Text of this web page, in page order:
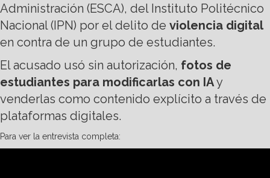
Administración (ESCA), del Instituto Politécnico
Nacional (IPN) por el delito de violencia digital
en contra de un grupo de estudiantes.
El acusado usó sin autorización, fotos de
estudiantes para modificarlas con IAy
venderlas como contenido explícito a través de
plataformas digitales.
Para ver la entrevista completa: